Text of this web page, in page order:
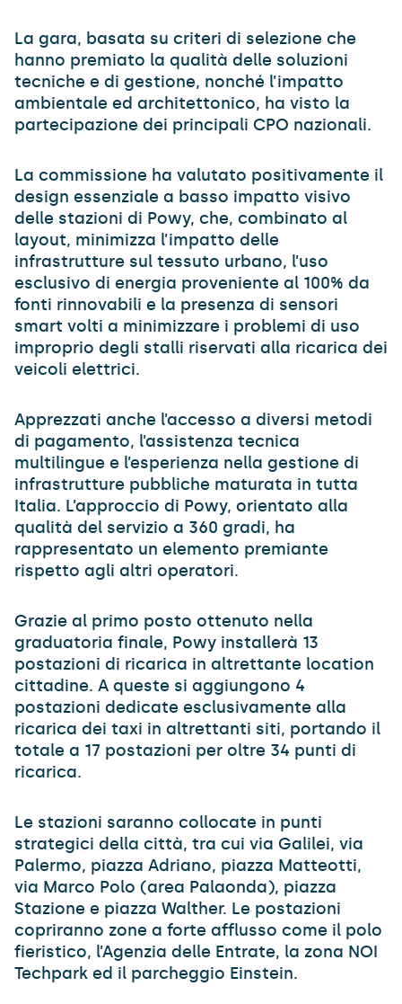
La gara, basata su criteri di selezione che
hanno premiato la qualità delle soluzioni
tecniche e di gestione, nonché l’impatto
ambientale ed architettonico, ha visto la
partecipazione dei principali CPO nazionali.
La commissione ha valutato positivamente il
design essenziale a basso impatto visivo
delle stazioni di Powy, che, combinato al
layout, minimizza l’impatto delle
infrastrutture sul tessuto urbano, l’uso
esclusivo di energia proveniente al 100% da
fonti rinnovabili e la presenza di sensori
smart volti a minimizzare i problemi di uso
improprio degli stalli riservati alla ricarica dei
veicoli elettrici.
Apprezzati anche l’accesso a diversi metodi
di pagamento, l’assistenza tecnica
multilingue e l’esperienza nella gestione di
infrastrutture pubbliche maturata in tutta
Italia. L’approccio di Powy, orientato alla
qualità del servizio a 360 gradi, ha
rappresentato un elemento premiante
rispetto agli altri operatori.
Grazie al primo posto ottenuto nella
graduatoria finale, Powy installerà 13
postazioni di ricarica in altrettante location
cittadine. A queste si aggiungono 4
postazioni dedicate esclusivamente alla
ricarica dei taxi in altrettanti siti, portando il
totale a 17 postazioni per oltre 34 punti di
ricarica.
Le stazioni saranno collocate in punti
strategici della città, tra cui via Galilei, via
Palermo, piazza Adriano, piazza Matteotti,
via Marco Polo (area Palaonda), piazza
Stazione e piazza Walther. Le postazioni
copriranno zone a forte afflusso come il polo
fieristico, l’Agenzia delle Entrate, la zona NOI
Techpark ed il parcheggio Einstein.